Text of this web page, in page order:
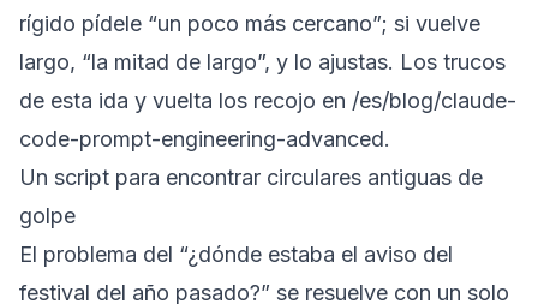
rígido pídele “un poco más cercano”; si vuelve
largo, “la mitad de largo”, y lo ajustas. Los trucos
de esta ida y vuelta los recojo en /es/blog/claude-
code-prompt-engineering-advanced.
Un script para encontrar circulares antiguas de
golpe
El problema del “¿dónde estaba el aviso del
festival del año pasado?” se resuelve con un solo